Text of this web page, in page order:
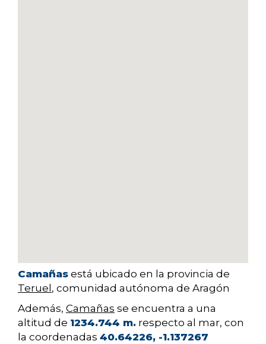
Camañas está ubicado en la provincia de
Teruel , comunidad autónoma de Aragón
Además, Camañas se encuentra a una
altitud de 1234.744 m. respecto al mar, con
la coordenadas 40.64226, -1.137267